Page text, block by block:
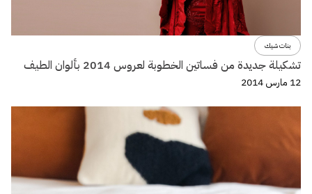
بنات شيك
تشكيلة جديدة من فساتين الخطوبة لعروس 2014 بألوان الطيف
12 مارس 2014